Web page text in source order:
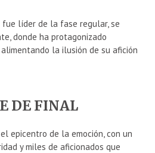
fue líder de la fase regular, se
donde ha protagonizado
la ilusión de su afición
DE FINAL
epicentro de la emoción, con un
y miles de aficionados que